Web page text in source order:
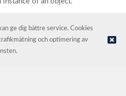
AS | Webbutik tillhandahålls av
Kréatif
AS
ge dig bättre service. Cookies
och optimering av